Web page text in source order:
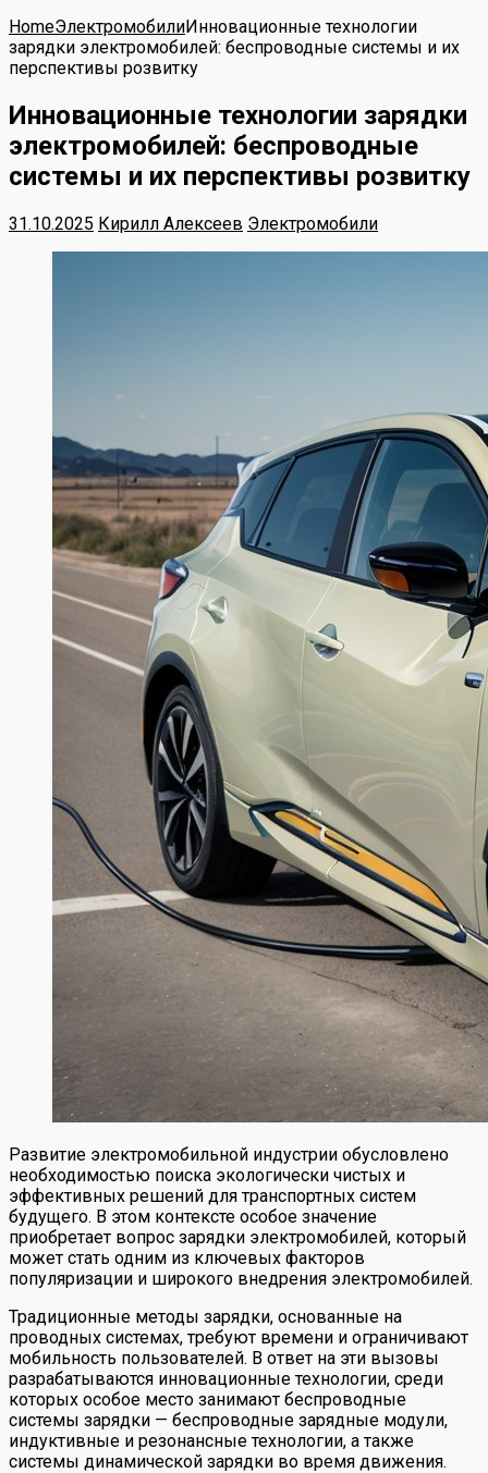
HomeЭлектромобилиИнновационные технологии
зарядки электромобилей: беспроводные системы и их
перспективы розвитку
Инновационные технологии зарядки
электромобилей: беспроводные
системы и их перспективы розвитку
31.10.2025 Кирилл Алексеев Электромобили
Развитие электромобильной индустрии обусловлено
необходимостью поиска экологически чистых и
эффективных решений для транспортных систем
будущего. В этом контексте особое значение
приобретает вопрос зарядки электромобилей, который
может стать одним из ключевых факторов
популяризации и широкого внедрения электромобилей.
Традиционные методы зарядки, основанные на
проводных системах, требуют времени и ограничивают
мобильность пользователей. В ответ на эти вызовы
разрабатываются инновационные технологии, среди
которых особое место занимают беспроводные
системы зарядки — беспроводные зарядные модули,
индуктивные и резонансные технологии, а также
системы динамической зарядки во время движения.